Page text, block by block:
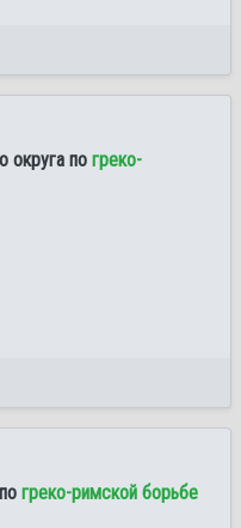
округа по греко-
греко-римской борьбе